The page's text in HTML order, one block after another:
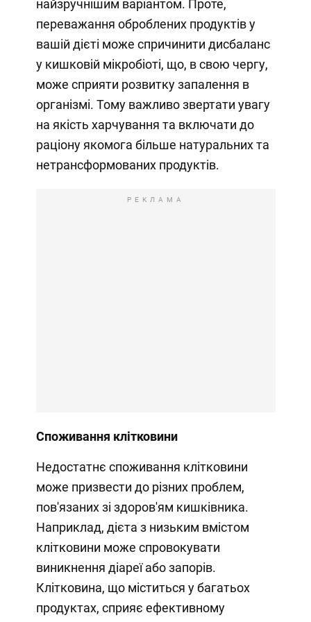
найзручнішим варіантом. Проте,
переважання оброблених продуктів у
вашій дієті може спричинити дисбаланс
у кишковій мікробіоті, що, в свою чергу,
може сприяти розвитку запалення в
організмі. Тому важливо звертати увагу
на якість харчування та включати до
раціону якомога більше натуральних та
нетрансформованих продуктів.
РЕКЛАМА
Споживання клітковини
Недостатнє споживання клітковини
може призвести до різних проблем,
пов'язаних зі здоров'ям кишківника.
Наприклад, дієта з низьким вмістом
клітковини може спровокувати
виникнення діареї або запорів.
Клітковина, що міститься у багатьох
продуктах, сприяє ефективному